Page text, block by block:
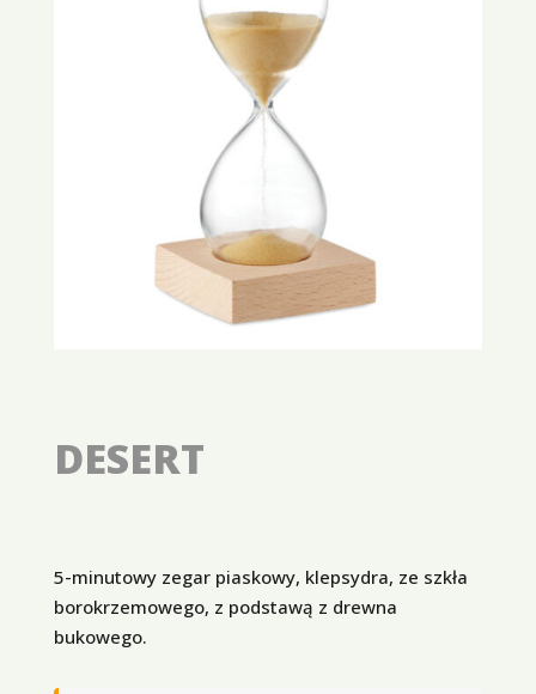
DESERT
5-minutowy zegar piaskowy, klepsydra, ze szkła
borokrzemowego, z podstawą z drewna
bukowego.